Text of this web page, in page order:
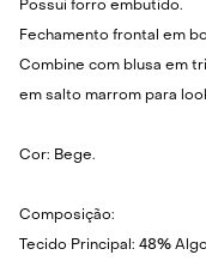
Possui forro embutido.
Fechamento frontal em
Combine com blusa em
em salto marrom para
Cor: Bege.
Composição:
Tecido Principal: 48%